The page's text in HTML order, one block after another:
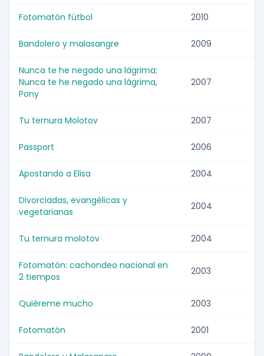
Fotomatón fútbol 2010
Bandolero y malasangre 2009
Nunca te he negado una lágrima;
Nunca te he negado una lágrima,
Pony
2007
Tu ternura Molotov 2007
Passport 2006
Apostando a Elisa 2004
Divorciadas, evangélicas y
vegetarianas
2004
Tu ternura molotov 2004
Fotomatón: cachondeo nacional en
2 tiempos
2003
Quiéreme mucho 2003
Fotomatón 2001